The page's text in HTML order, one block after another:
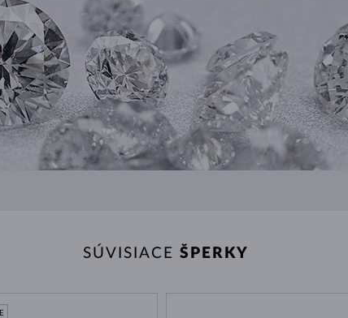
SÚVISIACE ŠPERKY